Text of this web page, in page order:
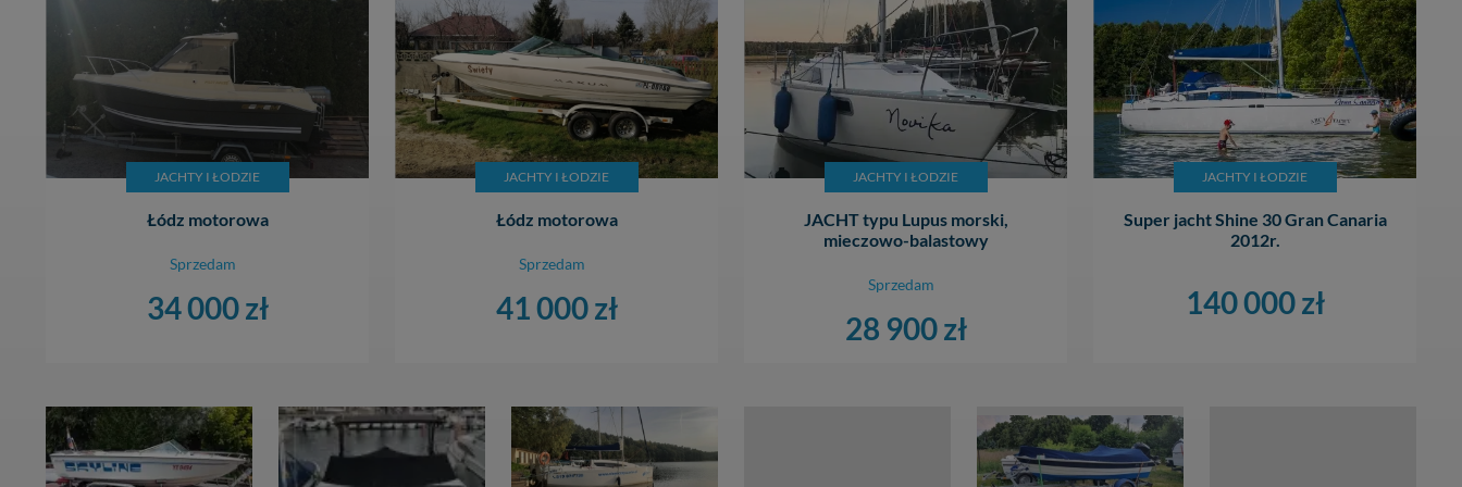
JACHTY I ŁODZIE
Łódz motorowa
Sprzedam
34 000 zł
JACHTY I ŁODZIE
Łódz motorowa
Sprzedam
41 000 zł
JACHTY I ŁODZIE
JACHT typu Lupus morski,
mieczowo-balastowy
Sprzedam
28 900 zł
JACHTY I ŁODZIE
Super jacht Shine 30 Gran Canaria
2012r.
140 000 zł